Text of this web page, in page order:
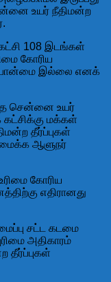
உயர் நீதிமன்ற
108 இடங்கள்
கோரிய
இல்லை எனக்
சென்னை உயர்
மக்கள்
தீர்ப்புகள்
ஆளுநர்
கோரிய
எதிரானது
சட்ட கடமை
அதிகாரம்
தீர்ப்புகள்